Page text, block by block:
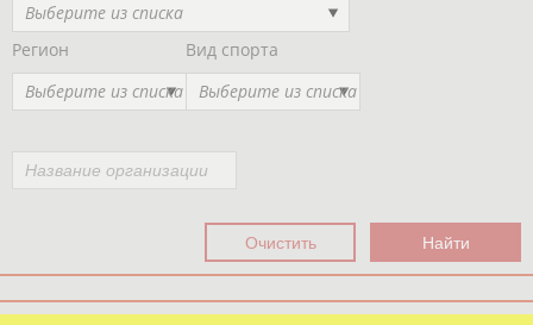
Выберите из списка
Регион
Выберите из списка
Вид спорта
Выберите из списка